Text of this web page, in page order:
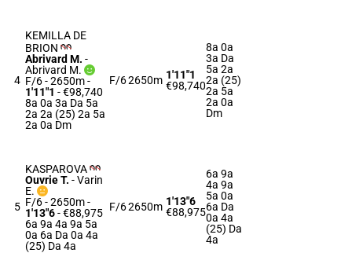
4
KEMILLA DE
BRION
Abrivard M. -
Abrivard M.
F/6 - 2650m-
1'11"1 - €98,740
8a 0a 3a Da 5a
2a 2a (25) 2a 5a
2a 0a Dm
F/62650m 1'11"1
€98,740
8a 0a
3a Da
5a 2a
2a (25)
2a 5a
2a 0a
Dm
5
KASPAROVA
Ouvrie T. -Varin
E.
F/6 - 2650m-
1'13"6- €88,975
6a 9a 4a 9a 5a
0a 6a Da 0a 4a
(25) Da 4a
F/62650m 1'13"6
€88,975
6a 9a
4a 9a
5a 0a
6a Da
0a 4a
(25) Da
4a